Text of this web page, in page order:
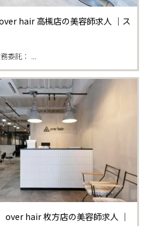
hair 高槻店の美容師求人 ｜ス
委託： ...
hair 枚方店の美容師求人 ｜